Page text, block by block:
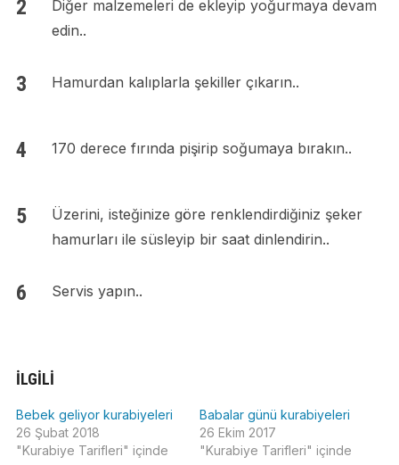
Diğer malzemeleri de ekleyip yoğurmaya devam
edin..
Hamurdan kalıplarla şekiller çıkarın..
170 derece fırında pişirip soğumaya bırakın..
Üzerini, isteğinize göre renklendirdiğiniz şeker
hamurları ile süsleyip bir saat dinlendirin..
Servis yapın..
İLGILI
Bebek geliyor kurabiyeleri
26 Şubat 2018
"Kurabiye Tarifleri" içinde
Babalar günü kurabiyeleri
26 Ekim 2017
"Kurabiye Tarifleri" içinde